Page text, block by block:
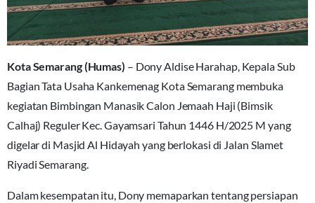
Kota Semarang (Humas) – Dony Aldise Harahap, Kepala Sub
Bagian Tata Usaha Kankemenag Kota Semarang membuka
kegiatan Bimbingan Manasik Calon Jemaah Haji (Bimsik
Calhaj) Reguler Kec. Gayamsari Tahun 1446 H/2025 M yang
digelar di Masjid Al Hidayah yang berlokasi di Jalan Slamet
Riyadi Semarang.
Dalam kesempatan itu, Dony memaparkan tentang persiapan